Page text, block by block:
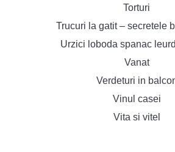
Torturi
Trucuri la gatit – secretele
Urzici loboda spanac
Vanat
Verdeturi in
Vinul casei
Vita si vitel